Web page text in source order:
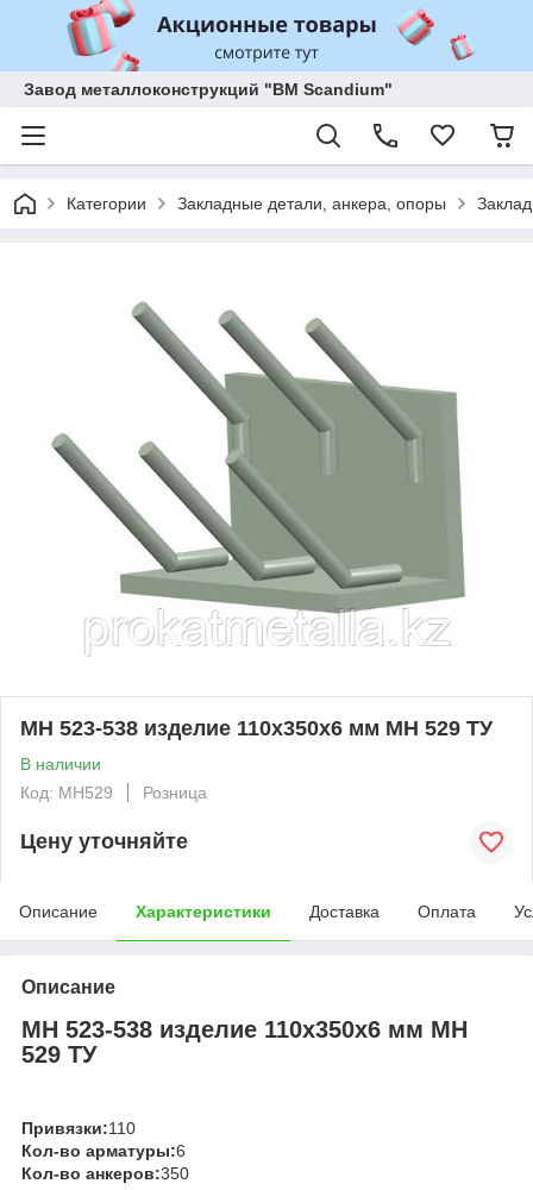
Завод металлоконструкций "BM Scandium"
Категории Закладные детали, анкера, опоры
МН 523-538 изделие 110x350x6 мм МН 529 ТУ
В наличии
Код: MH529
Розница
Цену уточняйте
Описание Характеристики Доставка Оплата
Описание
МН 523-538 изделие 110x350x6 мм МН
529 ТУ
Привязки:110
Кол-во арматуры:6
Кол-во анкеров:350